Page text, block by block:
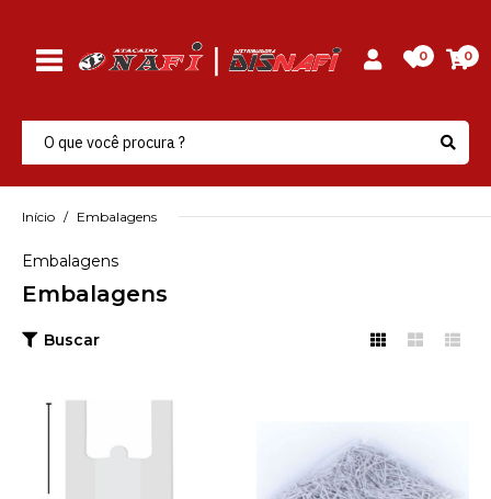
0 0
Início Embalagens
Embalagens
Embalagens
Buscar
Fracionada Branca
70X80X030 Nafi - Pacote
C/100 Un